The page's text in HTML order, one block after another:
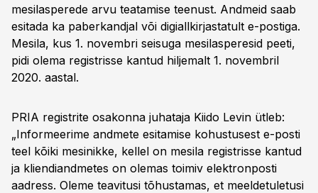
mesilasperede arvu teatamise teenust. Andmeid saab
esitada ka paberkandjal või digiallkirjastatult e-postiga.
Mesila, kus 1. novembri seisuga mesilasperesid peeti,
pidi olema registrisse kantud hiljemalt 1. novembril
2020. aastal.
PRIA registrite osakonna juhataja Kiido Levin ütleb:
„Informeerime andmete esitamise kohustusest e-posti
teel kõiki mesinikke, kellel on mesila registrisse kantud
ja kliendiandmetes on olemas toimiv elektronposti
aadress. Oleme teavitusi tõhustamas, et meeldetuletusi